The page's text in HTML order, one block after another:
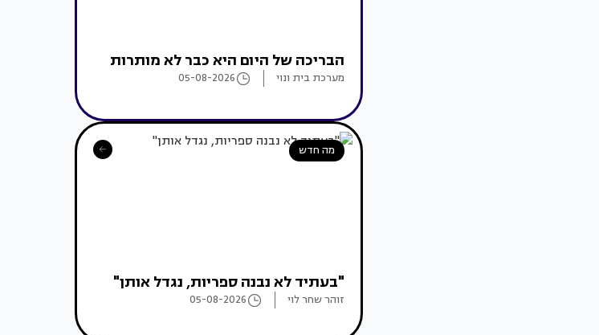
הבריכה של היום היא כבר לא מותרות
מערכת בית ונוי 05-08-2026
מה חדש
"בעתיד לא נבנה ספריות, נגדל אותן"
זוהר שחר לוי 05-08-2026